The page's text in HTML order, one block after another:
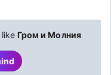
Гром и Молния